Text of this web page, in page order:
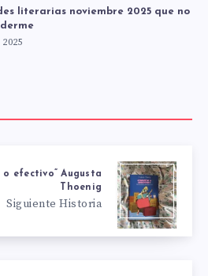
literarias noviembre 2025 que no
o efectivo” Augusta
Thoenig
Siguiente Historia